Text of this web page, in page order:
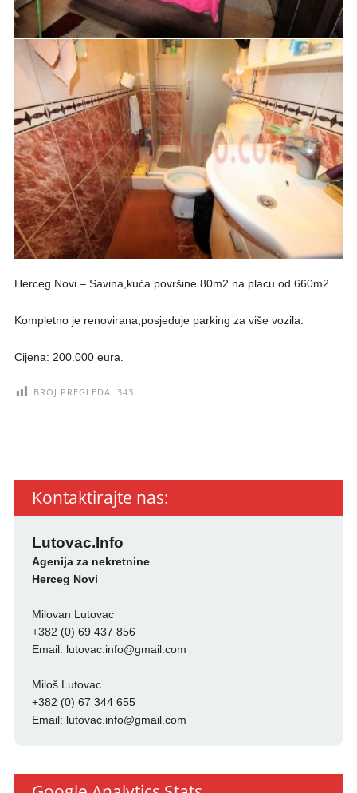
Herceg Novi – Savina,kuća površine 80m2 na placu od 660m2.
Kompletno je renovirana,posjeduje parking za više vozila.
Cijena: 200.000 eura.
BROJ PREGLEDA: 343
Kontaktirajte nas:
Lutovac.Info
Agenija za nekretnine
Herceg Novi
Milovan Lutovac
+382 (0) 69 437 856
Email: lutovac.info@gmail.com
Miloš Lutovac
+382 (0) 67 344 655
Email: lutovac.info@gmail.com